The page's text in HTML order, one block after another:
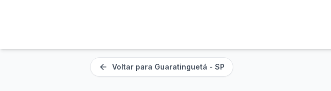
Voltar para Guaratinguetá - SP